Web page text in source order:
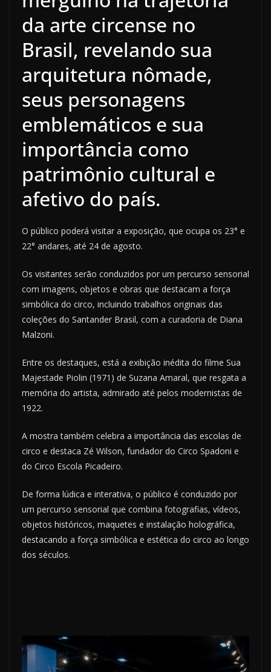
da arte circense no
Brasil, revelando sua
arquitetura nômade,
seus personagens
emblemáticos e sua
importância como
patrimônio cultural e
afetivo do país.
O público poderá visitar a exposição, que ocupa os 23° e
22° andares, até 24 de agosto.
Os visitantes serão conduzidos por um percurso sensorial
com imagens, objetos e obras que destacam a força
simbólica do circo, incluindo trabalhos originais das
coleções do Santander Brasil, com a curadoria de Diana
Malzoni.
Entre os destaques, está a exibição inédita do filme Sua
Majestade Piolin (1971) de Suzana Amaral, que resgata a
memória do artista, admirado até pelos modernistas de
1922.
A mostra também celebra a importância das escolas de
circo e destaca Zé Wilson, fundador do Circo Spadoni e
do Circo Escola Picadeiro.
De forma lúdica e interativa, o público é conduzido por
um percurso sensorial que combina fotografias, vídeos,
objetos históricos, maquetes e instalação holográfica,
destacando a força simbólica e estética do circo ao longo
dos séculos.